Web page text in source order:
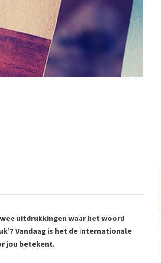
uitdrukkingen waar het woord
Vandaag is het de Internationale
jou betekent.